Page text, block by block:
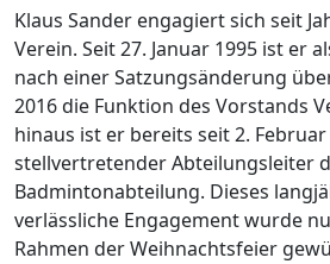
Klaus Sander engagiert sich seit
Verein. Seit 27. Januar 1995 ist er
nach einer Satzungsänderung
2016 die Funktion des Vorstands
hinaus ist er bereits seit 2. Februar
stellvertretender Abteilungsleiter
Badmintonabteilung. Dieses
verlässliche Engagement wurde
Rahmen der Weihnachtsfeier